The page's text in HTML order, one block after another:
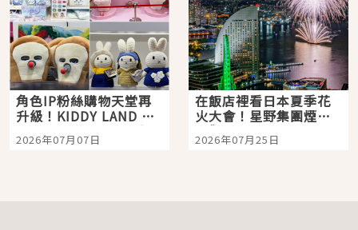
角色IP粉絲購物天堂再
升級！KIDDY LAND 原
宿店吉伊卡哇迎客，新
開幕 OMOKADO 店3分
2026年07月07日
在飯店裡看日本夏季花
火大會！星野集團煙火
景觀飯店6選，讓你不用
人擠人悠閒欣賞
2026年07月25日